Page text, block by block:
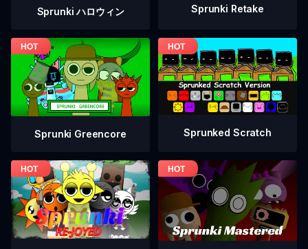
Sprunki ハロウィン Sprunki Retake
Sprunki Greencore Sprunked Scratch